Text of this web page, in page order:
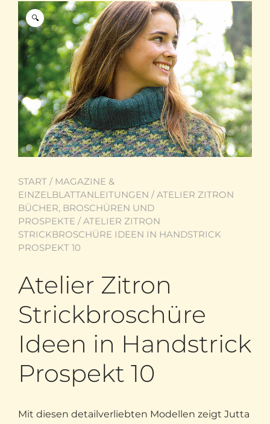
🔍
START / MAGAZINE &
EINZELBLATTANLEITUNGEN /ATELIER ZITRON
BÜCHER, BROSCHÜREN UND
PROSPEKTE / ATELIER ZITRON
STRICKBROSCHÜRE IDEEN IN HANDSTRICK
PROSPEKT 10
Atelier Zitron
Strickbroschüre
Ideen in Handstrick
Prospekt 10
Mit diesen detailverliebten Modellen zeigt Jutta